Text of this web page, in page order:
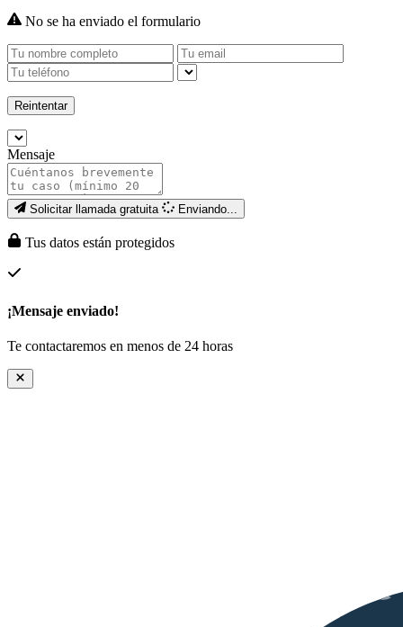
No se ha enviado el formulario
Reintentar
Mensaje
Solicitar llamada gratuita Enviando...
Tus datos están protegidos
¡Mensaje enviado!
Te contactaremos en menos de 24 horas